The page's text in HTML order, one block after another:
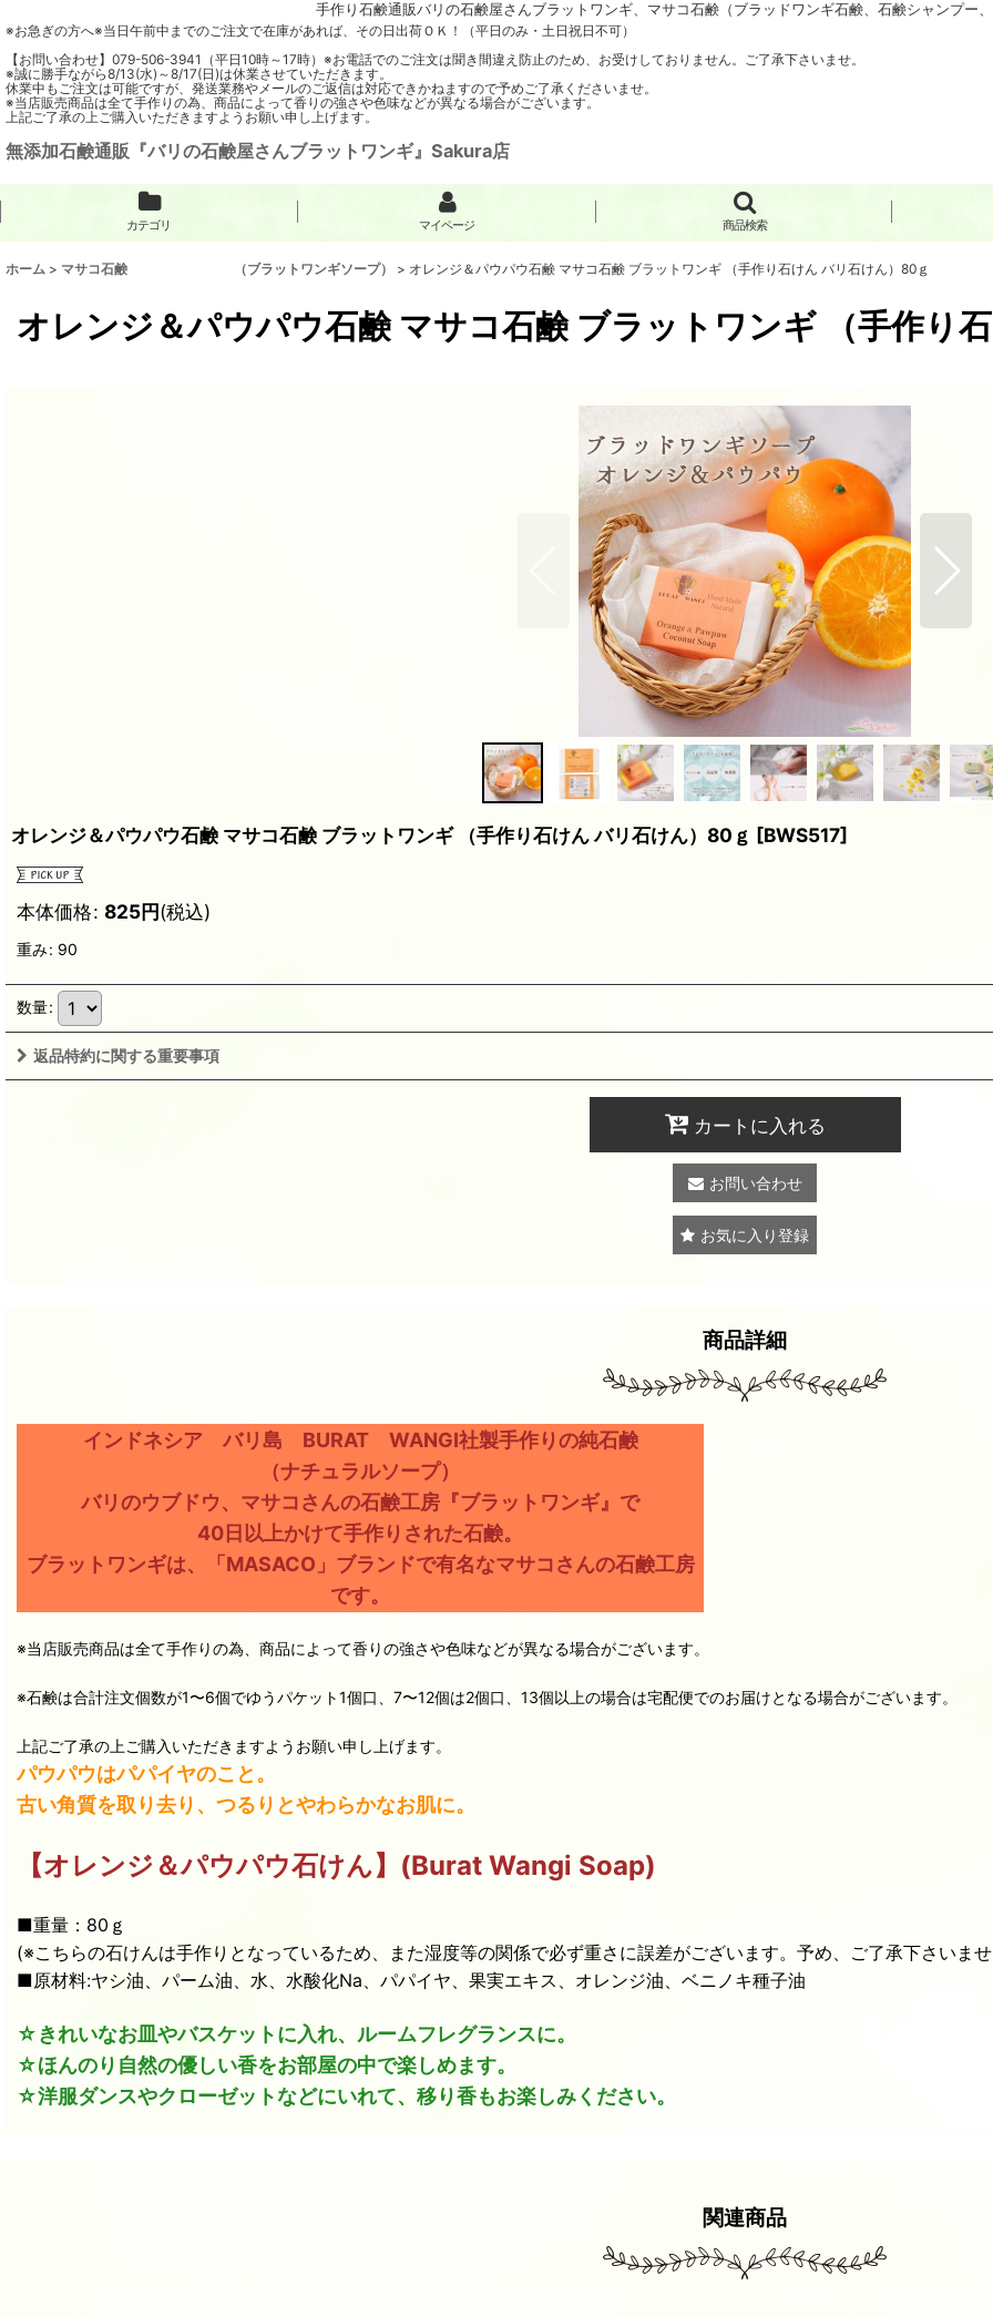
手作り石鹸通販バリの石鹸屋さんブラットワンギ、マサコ石鹸（ブラッドワンギ石鹸、石鹸シャンプー
※お急ぎの方へ※当日午前中までのご注文で在庫があれば、その日出荷ＯＫ！（平日のみ・土日祝日不可）
【お問い合わせ】079-506-3941（平日10時～17時）※お電話でのご注文は聞き間違え防止のため、お受けしておりません。ご了承下さいませ。
※誠に勝手ながら8/13(水)～8/17(日)は休業させていただきます。
休業中もご注文は可能ですが、発送業務やメールのご返信は対応できかねますので予めご了承くださいませ。
※当店販売商品は全て手作りの為、商品によって香りの強さや色味などが異なる場合がございます。
上記ご了承の上ご購入いただきますようお願い申し上げます。
無添加石鹸通販『バリの石鹸屋さんブラットワンギ』Sakura店
カテゴリ マイページ 商品検索
ホーム > マサコ石鹸 （ブラットワンギソープ） > オレンジ＆パウパウ石鹸 マサコ石鹸 ブラットワンギ （手作り石けん バリ石けん）80ｇ
オレンジ＆パウパウ石鹸 マサコ石鹸 ブラットワンギ （手作り
オレンジ＆パウパウ石鹸 マサコ石鹸 ブラットワンギ （手作り石けん バリ石けん）80ｇ [BWS517]
本体価格: 825円(税込)
重み: 90
数量:
返品特約に関する重要事項
カートに入れる
お問い合わせ
お気に入り登録
商品詳細
インドネシア バリ島 BURAT WANGI社製手作りの純石鹸
（ナチュラルソープ）
バリのウブドウ、マサコさんの石鹸工房『ブラットワンギ』で
40日以上かけて手作りされた石鹸。
ブラットワンギは、「MASACO」ブランドで有名なマサコさんの石鹸工房
です。
※当店販売商品は全て手作りの為、商品によって香りの強さや色味などが異なる場合がございます。
※石鹸は合計注文個数が1〜6個でゆうパケット1個口、7〜12個は2個口、13個以上の場合は宅配便でのお届けとなる場合がございます。
上記ご了承の上ご購入いただきますようお願い申し上げます。
パウパウはパパイヤのこと。
古い角質を取り去り、つるりとやわらかなお肌に。
【オレンジ＆パウパウ石けん】(Burat Wangi Soap)
■重量：80ｇ
(※こちらの石けんは手作りとなっているため、また湿度等の関係で必ず重さに誤差がございます。予め、ご了承下さいま
■原材料:ヤシ油、パーム油、水、水酸化Na、パパイヤ、果実エキス、オレンジ油、ベニノキ種子油
☆きれいなお皿やバスケットに入れ、ルームフレグランスに。
☆ほんのり自然の優しい香をお部屋の中で楽しめます。
☆洋服ダンスやクローゼットなどにいれて、移り香もお楽しみください。
関連商品